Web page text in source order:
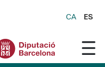
CA ES